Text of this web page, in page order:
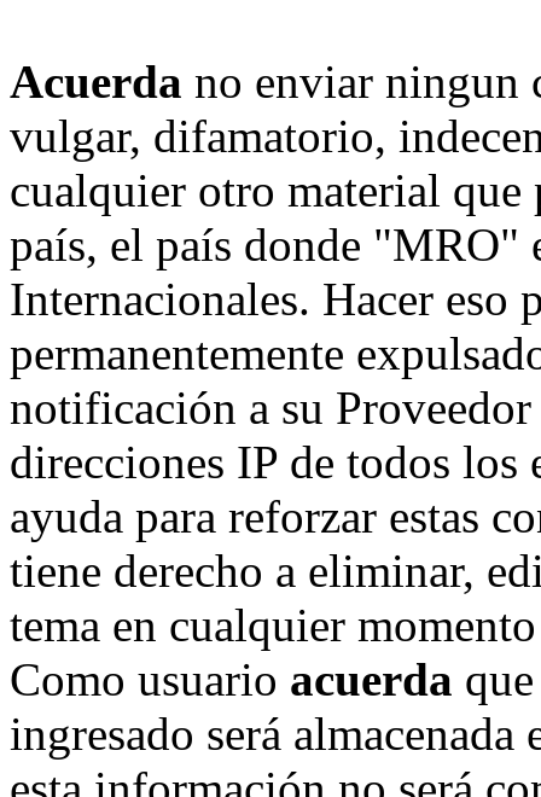
Acuerda no enviar ningun
vulgar, difamatorio,
cualquier otro material
país, el país donde "MRO"
Internacionales. Hacer eso
permanentemente
notificación a su
direcciones IP de todos los
ayuda para reforzar estas
tiene derecho a eliminar,
tema en cualquier
Como usuario acuerda
ingresado será almacenada